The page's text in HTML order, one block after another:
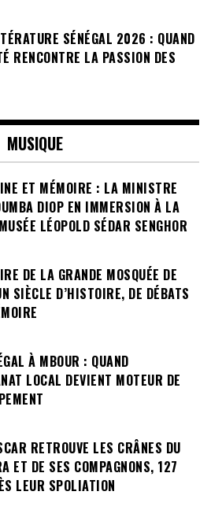
SÉNÉGAL 2026 : QUAND
RENCONTRE LA PASSION DES
MUSIQUE
ET MÉMOIRE : LA MINISTRE
DIOP EN IMMERSION À LA
LÉOPOLD SÉDAR SENGHOR
DE LA GRANDE MOSQUÉE DE
SIÈCLE D’HISTOIRE, DE DÉBATS
À MBOUR : QUAND
LOCAL DEVIENT MOTEUR DE
RETROUVE LES CRÂNES DU
ET DE SES COMPAGNONS, 127
LEUR SPOLIATION